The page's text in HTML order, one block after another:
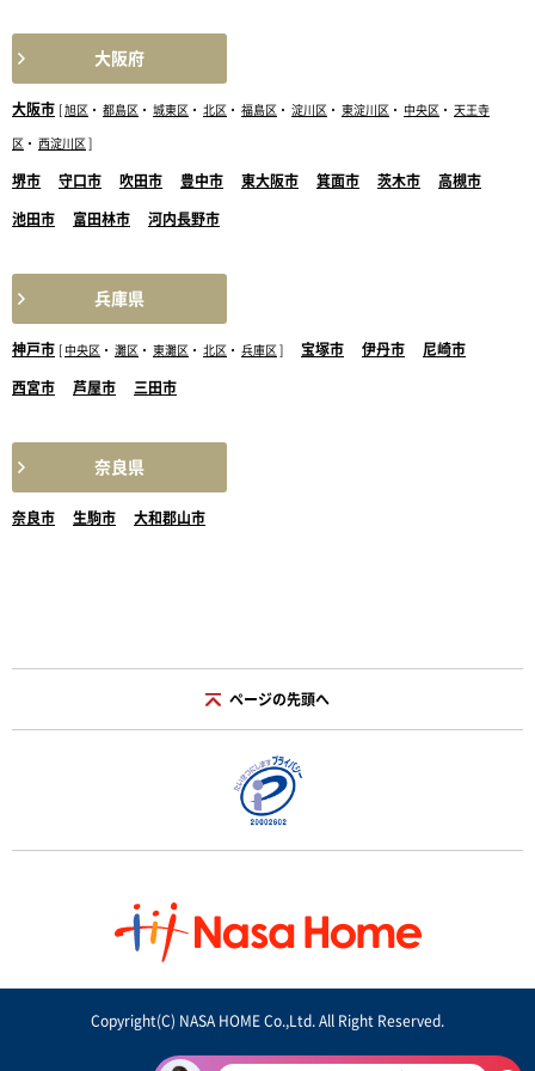
大阪府
大阪市 旭区 ・ 都島区 ・ 城東区 ・ 北区 ・ 福島区 ・ 淀川区 ・ 東淀川区 ・ 中央区 ・ 天王寺
区 ・ 西淀川区
堺市 守口市 吹田市 豊中市 東大阪市 箕面市 茨木市 高槻市
池田市 富田林市 河内長野市
兵庫県
神戸市 中央区 ・ 灘区 ・ 東灘区 ・ 北区 ・ 兵庫区 宝塚市 伊丹市 尼崎市
西宮市 芦屋市 三田市
奈良県
奈良市 生駒市 大和郡山市
ページの先頭へ
Copyright(C) NASA HOME Co.,Ltd. All Right Reserved.